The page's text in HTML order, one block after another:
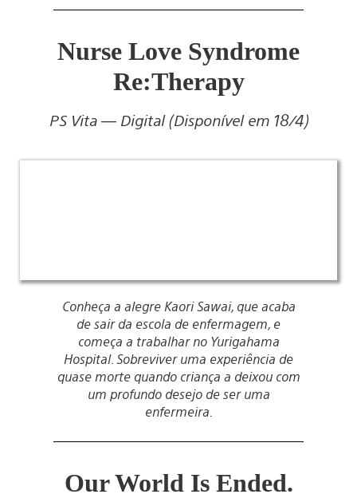
Nurse Love Syndrome
Re:Therapy
PS Vita — Digital (Disponível em 18/4)
Conheça a alegre Kaori Sawai, que acaba
de sair da escola de enfermagem, e
começa a trabalhar no Yurigahama
Hospital. Sobreviver uma experiência de
quase morte quando criança a deixou com
um profundo desejo de ser uma
enfermeira.
Our World Is Ended.